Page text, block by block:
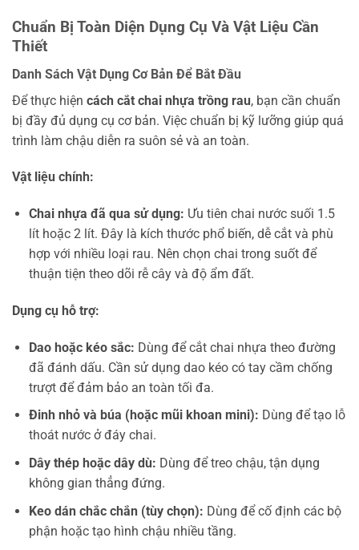
Chuẩn Bị Toàn Diện Dụng Cụ Và Vật Liệu Cần
Thiết
Danh Sách Vật Dụng Cơ Bản Để Bắt Đầu
Để thực hiện cách cắt chai nhựa trồng rau, bạn cần chuẩn
bị đầy đủ dụng cụ cơ bản. Việc chuẩn bị kỹ lưỡng giúp quá
trình làm chậu diễn ra suôn sẻ và an toàn.
Vật liệu chính:
Chai nhựa đã qua sử dụng: Ưu tiên chai nước suối 1.5
lít hoặc 2 lít. Đây là kích thước phổ biến, dễ cắt và phù
hợp với nhiều loại rau. Nên chọn chai trong suốt để
thuận tiện theo dõi rễ cây và độ ẩm đất.
Dụng cụ hỗ trợ:
Dao hoặc kéo sắc: Dùng để cắt chai nhựa theo đường
đã đánh dấu. Cần sử dụng dao kéo có tay cầm chống
trượt để đảm bảo an toàn tối đa.
Đinh nhỏ và búa (hoặc mũi khoan mini): Dùng để tạo lỗ
thoát nước ở đáy chai.
Dây thép hoặc dây dù: Dùng để treo chậu, tận dụng
không gian thẳng đứng.
Keo dán chắc chắn (tùy chọn): Dùng để cố định các bộ
phận hoặc tạo hình chậu nhiều tầng.